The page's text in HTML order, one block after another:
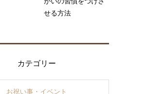
せる方法
カテゴリー
お祝い事・イベント